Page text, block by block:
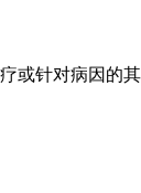
或针对病因的其